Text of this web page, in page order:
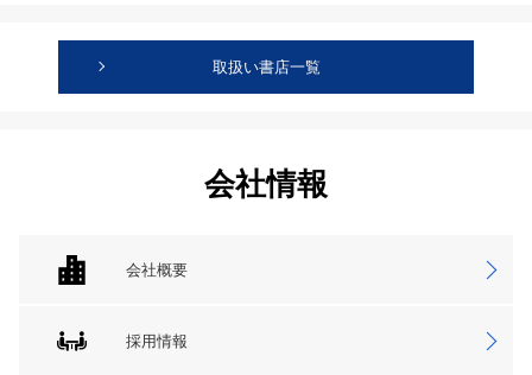
取扱い書店一覧
会社情報
会社概要
採用情報